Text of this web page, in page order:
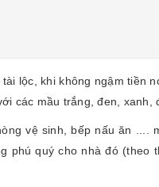
lộc, khi không ngậm tiền
các mầu trắng, đen, xanh,
vệ sinh, bếp nấu ăn ....
quý cho nhà đó (theo